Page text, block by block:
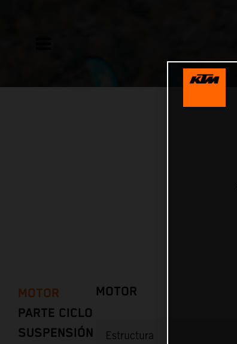
MOTOR
PARTE CICLO
SUSPENSIÓN
MOTOR
Estructura